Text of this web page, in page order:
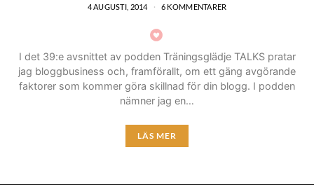
4 AUGUSTI, 2014 6 KOMMENTARER
I det 39:e avsnittet av podden Träningsglädje TALKS pratar
jag bloggbusiness och, framförallt, om ett gäng avgörande
faktorer som kommer göra skillnad för din blogg. I podden
nämner jag en…
LÄS MER